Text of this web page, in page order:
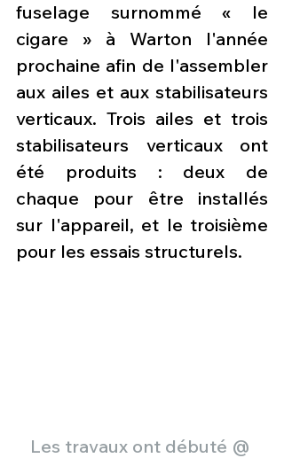
fuselage surnommé « le
cigare » à Warton l'année
prochaine afin de l'assembler
aux ailes et aux stabilisateurs
verticaux. Trois ailes et trois
stabilisateurs verticaux ont
été produits : deux de
chaque pour être installés
sur l'appareil, et le troisième
pour les essais structurels.
Les travaux ont débuté @